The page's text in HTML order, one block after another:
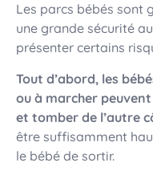
Les parcs bébés sont
une grande sécurité
présenter certains
Tout d’abord, les
ou à marcher
et tomber de l’autre
être suffisamment
le bébé de sortir.